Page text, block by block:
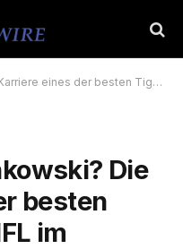
besten Tight Ends der NFL im Überblick
Die
besten
im